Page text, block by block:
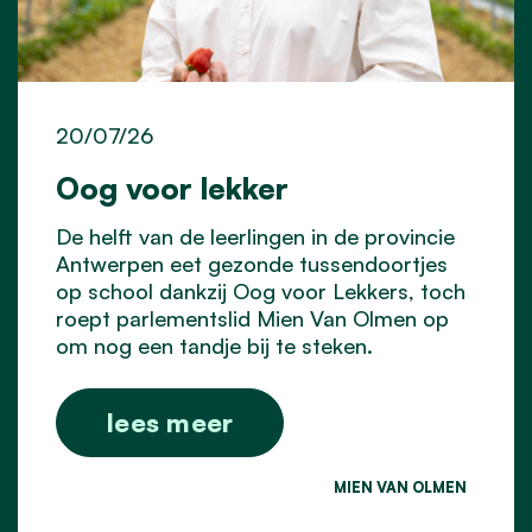
Oog voor lekker
20/07/26
De helft van de leerlingen in de provincie
Antwerpen eet gezonde tussendoortjes
op school dankzij Oog voor Lekkers, toch
roept parlementslid Mien Van Olmen op
om nog een tandje bij te steken.
lees meer
MIEN VAN OLMEN